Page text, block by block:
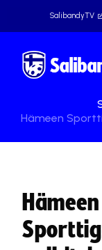
SalibandyTV
Hämeen
Hämeen